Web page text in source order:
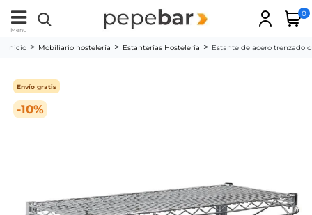
Menu
0
Inicio Mobiliario hostelería Estanterías Hostelería Estante de acero trenzado
-10%
Envío gratis